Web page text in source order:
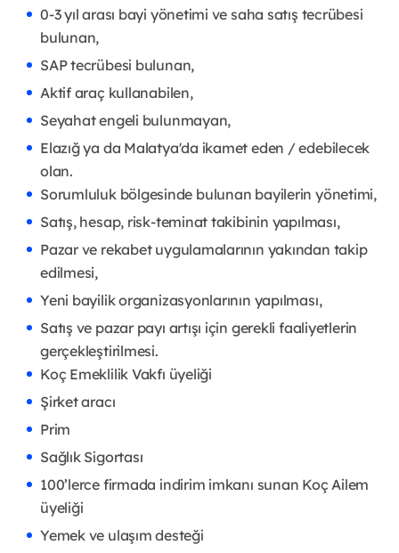
0-3 yıl arası bayi yönetimi ve saha satış tecrübesi
bulunan,
SAP tecrübesi bulunan,
Aktif araç kullanabilen,
Seyahat engeli bulunmayan,
Elazığ ya da Malatya'da ikamet eden / edebilecek
olan.
Sorumluluk bölgesinde bulunan bayilerin yönetimi,
Satış, hesap, risk-teminat takibinin yapılması,
Pazar ve rekabet uygulamalarının yakından takip
edilmesi,
Yeni bayilik organizasyonlarının yapılması,
Satış ve pazar payı artışı için gerekli faaliyetlerin
gerçekleştirilmesi.
Koç Emeklilik Vakfı üyeliği
Şirket aracı
Prim
Sağlık Sigortası
100’lerce firmada indirim imkanı sunan Koç Ailem
üyeliği
Yemek ve ulaşım desteği